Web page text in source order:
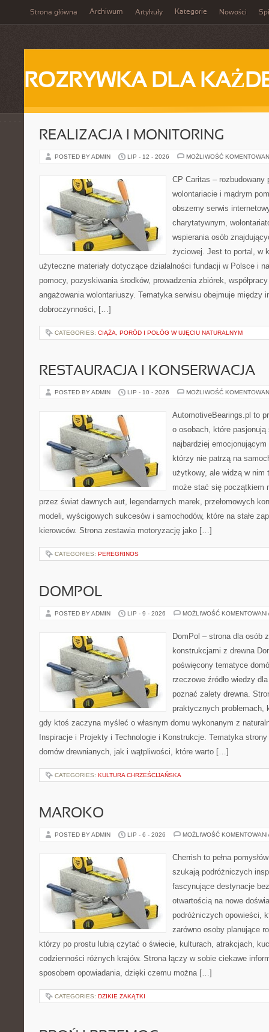
Strona główna Archiwum Artykuły Kategorie Nowości
ROZRYWKA DLA
REALIZACJA I MONITORING
POSTED BY ADMIN LIP - 12 - 2026 MOŻLIWOŚĆ
CP Caritas – rozbudowany
wolontariacie i mądrym
obszerny serwis
charytatywnym,
wspierania osób
życiowej. Jest to portal, w
użyteczne materiały dotyczące działalności fundacji w Polsce i
pomocy, pozyskiwania środków, prowadzenia zbiórek,
angażowania wolontariuszy. Tematyka serwisu obejmuje między
dobroczynności, […]
CATEGORIES: CIĄŻA, PORÓD I POŁÓG W UJĘCIU NATURALNYM
RESTAURACJA I KONSERWACJA
POSTED BY ADMIN LIP - 10 - 2026 MOŻLIWOŚĆ
AutomotiveBearings.pl to
o osobach, które
najbardziej
którzy nie patrzą na
użytkowy, ale widzą w nim
może stać się początkiem
przez świat dawnych aut, legendarnych marek, przełomowych
modeli, wyścigowych sukcesów i samochodów, które na stałe
kierowców. Strona zestawia motoryzację jako […]
CATEGORIES: PEREGRINOS
DOMPOL
POSTED BY ADMIN LIP - 9 - 2026 MOŻLIWOŚĆ
DomPol – strona dla osób
konstrukcjami z drewna
poświęcony tematyce
rzeczowe źródło wiedzy
poznać zalety drewna.
praktycznych problemach,
gdy ktoś zaczyna myśleć o własnym domu wykonanym z
Inspiracje i Projekty i Technologie i Konstrukcje. Tematyka
domów drewnianych, jak i wątpliwości, które warto […]
CATEGORIES: KULTURA CHRZEŚCIJAŃSKA
MAROKO
POSTED BY ADMIN LIP - 6 - 2026 MOŻLIWOŚĆ
Cherrish to pełna
szukają podróżniczych
fascynujące destynacje
otwartością na nowe
podróżniczych opowieści,
zarówno osoby planujące
którzy po prostu lubią czytać o świecie, kulturach, atrakcjach,
codzienności różnych krajów. Strona łączy w sobie ciekawe
sposobem opowiadania, dzięki czemu można […]
CATEGORIES: DZIKIE ZAKĄTKI